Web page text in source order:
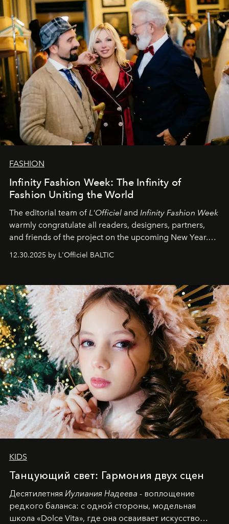
командаL’Officiel Baltic .
FASHION
Infinity Fashion Week: The Infinity of
Fashion Uniting the World
The editorial team ofL'Officiel and Infinity Fashion Week
warmly congratulate all readers, designers, partners,
and friends of the project on the upcoming New Year.
May 2026 bring growth, inspiration, bold ideas, and new
achievements.
12.30.2025 by L'Officiel BALTIC
KIDS
Танцующий свет: Гармония двух сцен
Десятилетняя Иулиания Надеева - воплощение
редкого баланса: с одной стороны, модельная
школа «Dolce Vita», где она осваивает искусство